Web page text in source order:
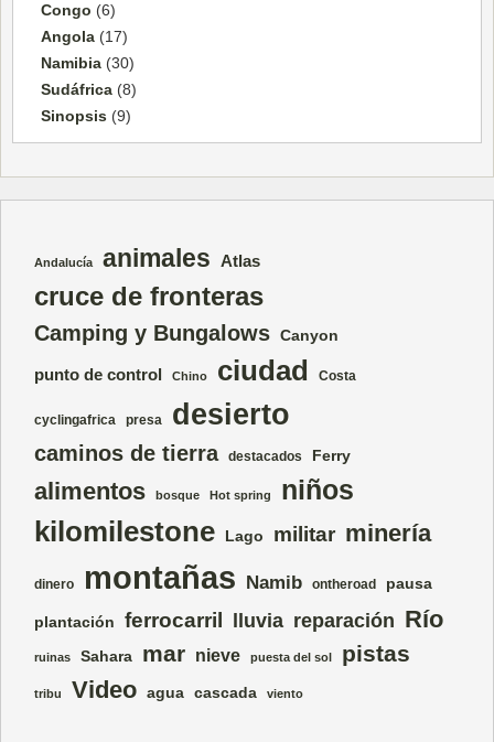
Congo (6)
Angola (17)
Namibia (30)
Sudáfrica (8)
Sinopsis (9)
Andalucía animales Atlas
cruce de fronteras
Camping y Bungalows Canyon
punto de control Chino ciudad Costa
cyclingafrica presa desierto
caminos de tierra destacados Ferry
alimentos bosque Hot spring niños
kilomilestone Lago militar minería
dinero montañas Namib ontheroad pausa
plantación ferrocarril lluvia reparación Río
ruinas Sahara mar nieve puesta del sol pistas
tribu Video agua cascada viento